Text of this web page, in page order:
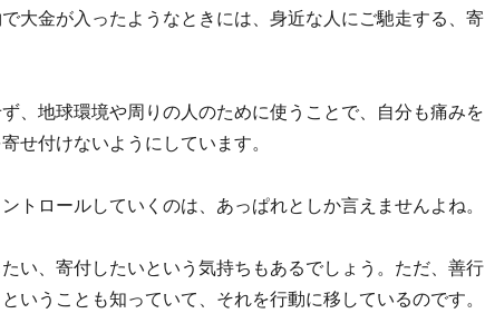
大金が入ったようなときには、身近な人にご馳走する、寄
、地球環境や周りの人のために使うことで、自分も痛みを
せ付けないようにしています。
トロールしていくのは、あっぱれとしか言えませんよね。
い、寄付したいという気持ちもあるでしょう。ただ、善行
いうことも知っていて、それを行動に移しているのです。